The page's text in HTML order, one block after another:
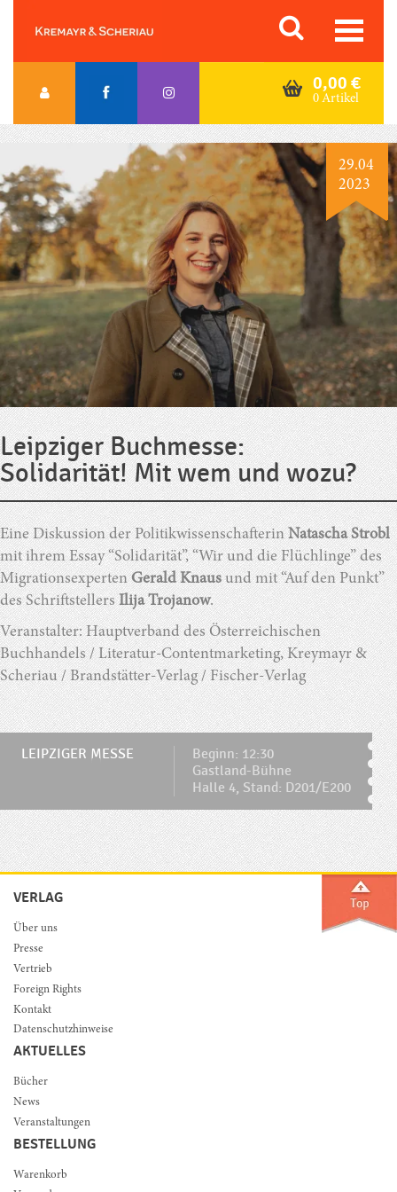
content
Orac K&S
0,00 €
0 Artikel
29.04
2023
Leipziger Buchmesse:
Solidarität! Mit wem und wozu?
Eine Diskussion der PolitikwissenschafterinNatascha Strobl
mit ihrem Essay “Solidarität”, “Wir und die Flüchlinge” des
MigrationsexpertenGerald Knausund mit “Auf den Punkt”
des SchriftstellersIlija Trojanow.
Veranstalter: Hauptverband des Österreichischen
Buchhandels / Literatur-Contentmarketing, Kreymayr &
Scheriau / Brandstätter-Verlag / Fischer-Verlag
LEIPZIGER MESSE
Beginn: 12:30
Gastland-Bühne
Halle 4, Stand: D201/E200
VERLAG
Über uns
Presse
Vertrieb
Foreign Rights
Kontakt
Datenschutzhinweise
AKTUELLES
Bücher
News
Veranstaltungen
BESTELLUNG
Warenkorb